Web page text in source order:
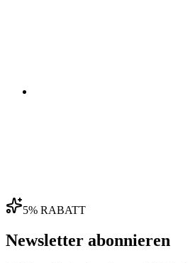
5% RABATT
Newsletter abonnieren